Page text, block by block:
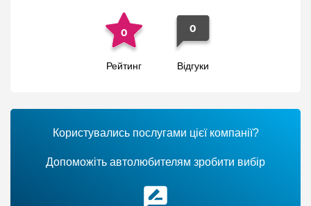
0
Рейтинг
0
Відгуки
Користувались послугами цієї компанії?
Допоможіть автолюбителям зробити вибір